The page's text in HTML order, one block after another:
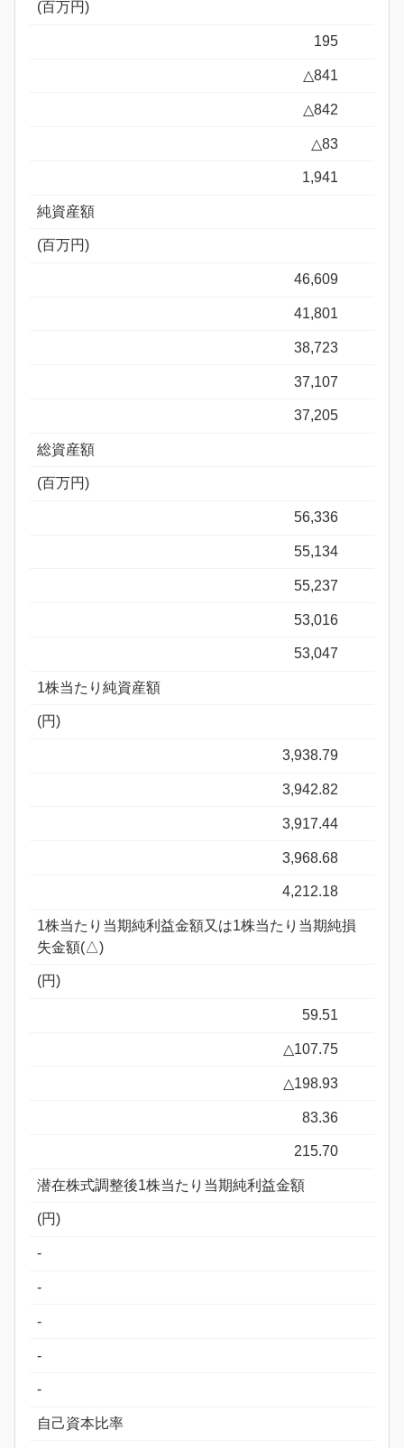
(百万円)
195
△841
△842
△83
1,941
純資産額
(百万円)
46,609
41,801
38,723
37,107
37,205
総資産額
(百万円)
56,336
55,134
55,237
53,016
53,047
1株当たり純資産額
(円)
3,938.79
3,942.82
3,917.44
3,968.68
4,212.18
1株当たり当期純利益金額又は1株当たり当期純損
失金額(△)
(円)
59.51
△107.75
△198.93
83.36
215.70
潜在株式調整後1株当たり当期純利益金額
(円)
-
-
-
-
-
自己資本比率